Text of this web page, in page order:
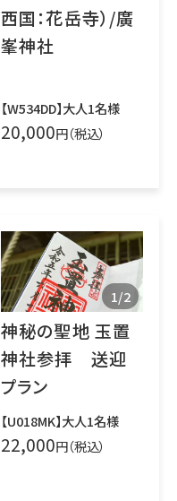
西国：花岳寺）/廣
峯神社
【W534DD】大人1名様
20,000円（税込）
1/2
神秘の聖地 玉置
神社参拝 送迎
プラン
【U018MK】大人1名様
22,000円（税込）